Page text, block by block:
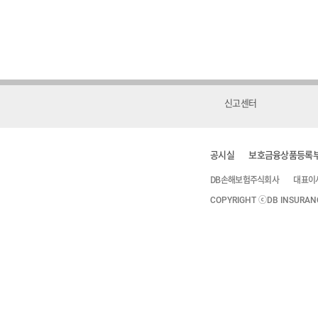
신고센터
공시실 보호금융상품등록
DB손해보험주식회사 대표이
COPYRIGHT ⓒDB